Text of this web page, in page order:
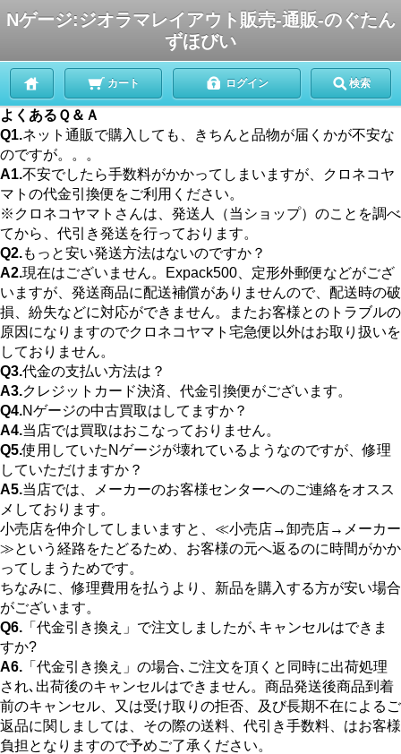
Nゲージ:ジオラマレイアウト販売-通販-のぐたん
ずほびい
カート ログイン 検索
よくあるＱ＆Ａ
Q1.ネット通販で購入しても、きちんと品物が届くかが不安な
のですが。。。
A1.不安でしたら手数料がかかってしまいますが、クロネコヤ
マトの代金引換便をご利用ください。
※クロネコヤマトさんは、発送人（当ショップ）のことを調べ
てから、代引き発送を行っております。
Q2.もっと安い発送方法はないのですか？
A2.現在はございません。Expack500、定形外郵便などがござ
いますが、発送商品に配送補償がありませんので、配送時の破
損、紛失などに対応ができません。またお客様とのトラブルの
原因になりますのでクロネコヤマト宅急便以外はお取り扱いを
しておりません。
Q3.代金の支払い方法は？
A3.クレジットカード決済、代金引換便がございます。
Q4.Nゲージの中古買取はしてますか？
A4.当店では買取はおこなっておりません。
Q5.使用していたNゲージが壊れているようなのですが、修理
していただけますか？
A5.当店では、メーカーのお客様センターへのご連絡をオスス
メしております。
小売店を仲介してしまいますと、≪小売店→卸売店→メーカー
≫という経路をたどるため、お客様の元へ返るのに時間がかか
ってしまうためです。
ちなみに、修理費用を払うより、新品を購入する方が安い場合
がございます。
Q6. 「代金引き換え」で注文しましたが､キャンセルはできま
すか?
A6. 「代金引き換え」の場合､ご注文を頂くと同時に出荷処理
され､出荷後のキャンセルはできません。商品発送後商品到着
前のキャンセル、又は受け取りの拒否、及び長期不在によるご
返品に関しましては、その際の送料、代引き手数料、はお客様
負担となりますので予めご了承ください。